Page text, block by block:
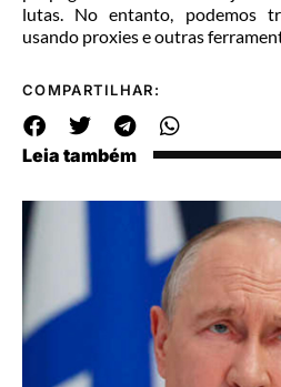
lutas. No entanto, podemos
usando proxies e outras
COMPARTILHAR:
Leia também